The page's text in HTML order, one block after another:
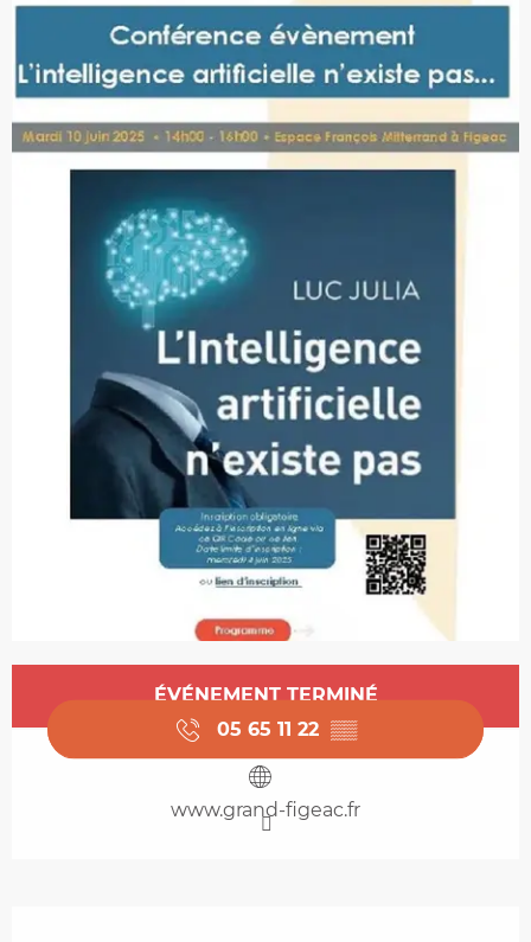
Ouverture et coordonnées
ÉVÉNEMENT TERMINÉ
05 65 11 22 ▒▒
www.grand-figeac.fr